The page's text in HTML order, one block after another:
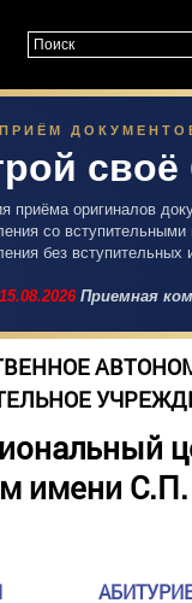
приёма оригиналов
со
без
15.08.2026Приемная
имени